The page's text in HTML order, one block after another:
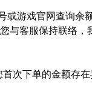
或游戏官网查询余
与客服保持联络
次下单的金额存